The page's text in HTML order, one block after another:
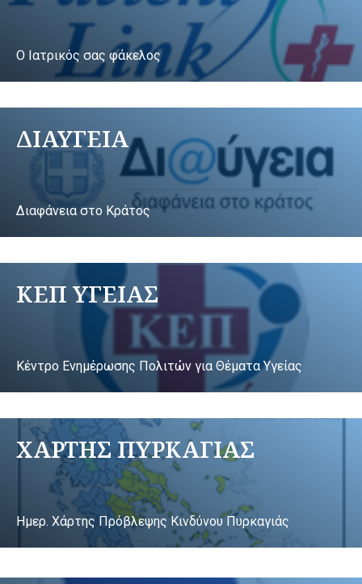
Ο Ιατρικός σας φάκελος
ΔΙΑΥΓΕΙΑ
Διαφάνεια στο Κράτος
ΚΕΠ ΥΓΕΙΑΣ
Κέντρο Ενημέρωσης Πολιτών για Θέματα Υγείας
ΧΑΡΤΗΣ ΠΥΡΚΑΓΙΑΣ
Ημερ. Χάρτης Πρόβλεψης Κινδύνου Πυρκαγιάς